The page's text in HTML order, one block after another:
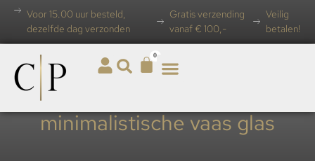
Voor 15.00 uur besteld,
dezelfde dag verzonden
Gratis verzending
vanaf € 100,-
Veilig
betalen!
0
minimalistische vaas glas